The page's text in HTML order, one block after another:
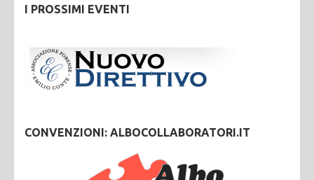
I PROSSIMI EVENTI
CONVENZIONI: ALBOCOLLABORATORI.IT